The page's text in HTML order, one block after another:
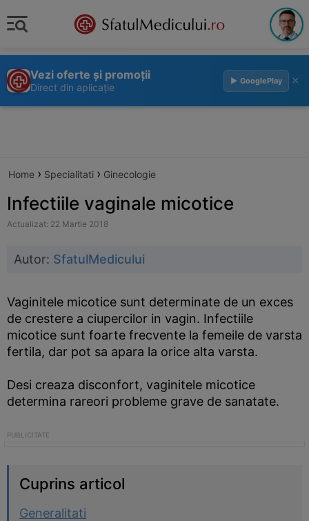
Vezi oferte și promoții
Direct din aplicație
▶ GooglePlay ×
Home › Specialitati › Ginecologie
Infectiile vaginale micotice
Actualizat: 22 Martie 2018
Autor: SfatulMedicului
Vaginitele micotice sunt determinate de un exces
de crestere a ciupercilor in vagin. Infectiile
micotice sunt foarte frecvente la femeile de varsta
fertila, dar pot sa apara la orice alta varsta.
Desi creaza disconfort, vaginitele micotice
determina rareori probleme grave de sanatate.
Cuprins articol
Generalitati